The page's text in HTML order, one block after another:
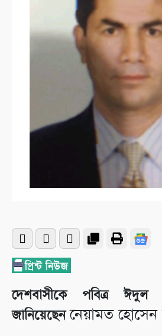
দেশবাসীকে পবিত্র ঈদুল
জানিয়েছেননেয়ামত হোসেন